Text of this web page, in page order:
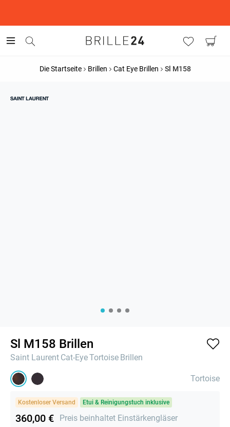
Die Startseite Brillen Cat Eye Brillen Sl M158
Sl M158 Brillen
Saint Laurent Cat-EyeTortoise Brillen
Tortoise
Kostenloser Versand Etui & Reinigungstuch inklusive
360,00 € Preis beinhaltet Einstärkengläser